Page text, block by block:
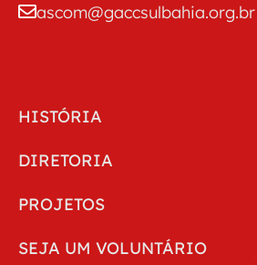
HISTÓRIA
DIRETORIA
PROJETOS
SEJA UM VOLUNTÁRIO
ascom@gaccsulbahia.org.br